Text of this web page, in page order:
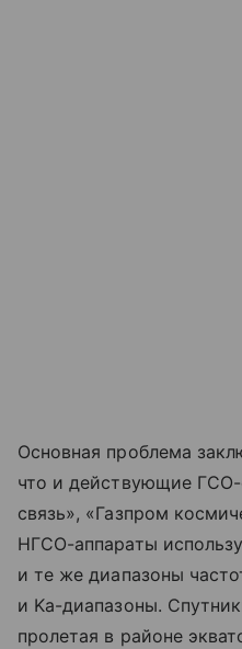
Основная проблема
что и действующие ГСО-
связь», «Газпром
НГСО-аппараты
и те же диапазоны
и Ka-диапазоны.
пролетая в районе